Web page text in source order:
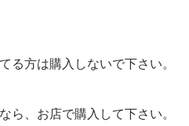
る方は購入しないで下さい。
ら、お店で購入して下さい。